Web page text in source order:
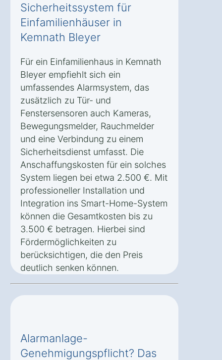
Sicherheitssystem für
Einfamilienhäuser in
Kemnath Bleyer
Für ein Einfamilienhaus in Kemnath
Bleyer empfiehlt sich ein
umfassendes Alarmsystem, das
zusätzlich zu Tür- und
Fenstersensoren auch Kameras,
Bewegungsmelder, Rauchmelder
und eine Verbindung zu einem
Sicherheitsdienst umfasst. Die
Anschaffungskosten für ein solches
System liegen bei etwa 2.500 €. Mit
professioneller Installation und
Integration ins Smart-Home-System
können die Gesamtkosten bis zu
3.500 € betragen. Hierbei sind
Fördermöglichkeiten zu
berücksichtigen, die den Preis
deutlich senken können.
Alarmanlage-
Genehmigungspflicht? Das